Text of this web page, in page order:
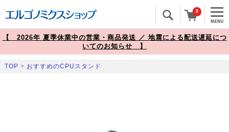
0
【 2026年 夏季休業中の営業・商品発送 ／ 地震による配送遅延につ
いてのお知らせ 】
TOP > おすすめのCPUスタンド